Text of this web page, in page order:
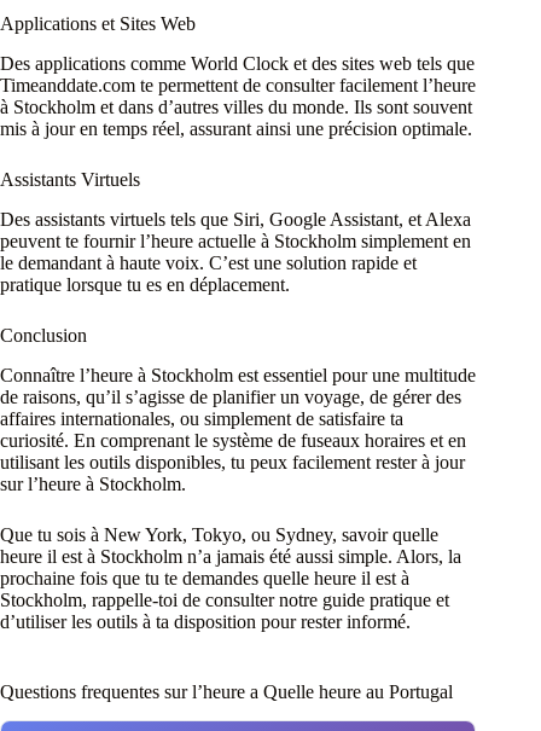
Applications et Sites Web
Des applications comme World Clock et des sites web tels que
Timeanddate.com te permettent de consulter facilement l’heure
à Stockholm et dans d’autres villes du monde. Ils sont souvent
mis à jour en temps réel, assurant ainsi une précision optimale.
Assistants Virtuels
Des assistants virtuels tels que Siri, Google Assistant, et Alexa
peuvent te fournir l’heure actuelle à Stockholm simplement en
le demandant à haute voix. C’est une solution rapide et
pratique lorsque tu es en déplacement.
Conclusion
Connaître l’heure à Stockholm est essentiel pour une multitude
de raisons, qu’il s’agisse de planifier un voyage, de gérer des
affaires internationales, ou simplement de satisfaire ta
curiosité. En comprenant le système de fuseaux horaires et en
utilisant les outils disponibles, tu peux facilement rester à jour
sur l’heure à Stockholm.
Que tu sois à New York, Tokyo, ou Sydney, savoir quelle
heure il est à Stockholm n’a jamais été aussi simple. Alors, la
prochaine fois que tu te demandes quelle heure il est à
Stockholm, rappelle-toi de consulter notre guide pratique et
d’utiliser les outils à ta disposition pour rester informé.
Questions frequentes sur l’heure a Quelle heure au Portugal